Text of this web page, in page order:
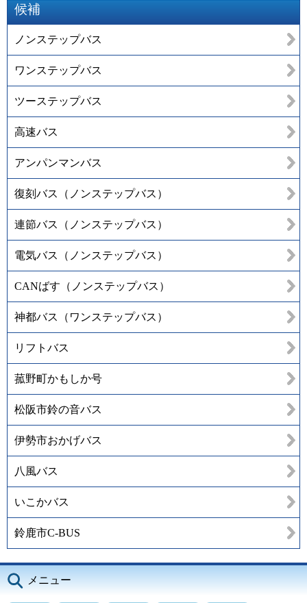
候補
ノンステップバス
ワンステップバス
ツーステップバス
高速バス
アンパンマンバス
復刻バス（ノンステップバス）
連節バス（ノンステップバス）
電気バス（ノンステップバス）
CANばす（ノンステップバス）
神都バス（ワンステップバス）
リフトバス
菰野町かもしか号
松阪市鈴の音バス
伊勢市おかげバス
八風バス
いこかバス
鈴鹿市C-BUS
メニュー